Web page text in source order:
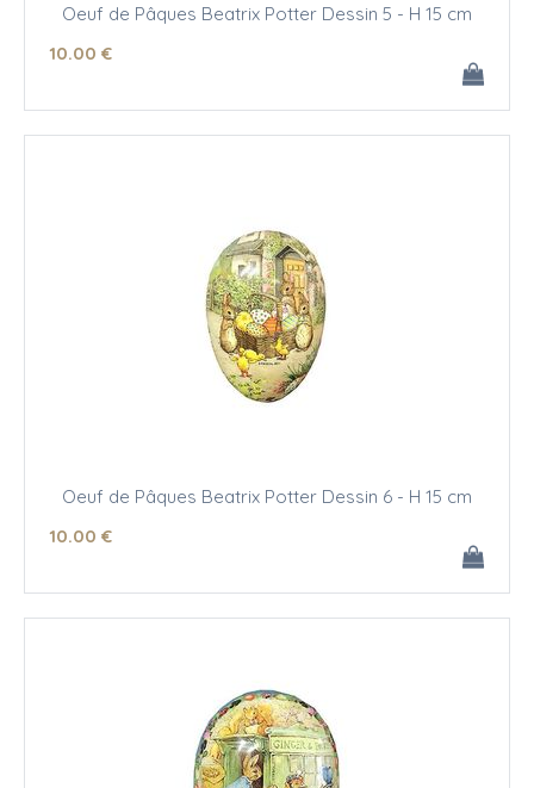
Oeuf de Pâques Beatrix Potter Dessin 5 - H 15 cm
10.00 €
Oeuf de Pâques Beatrix Potter Dessin 6 - H 15 cm
10.00 €